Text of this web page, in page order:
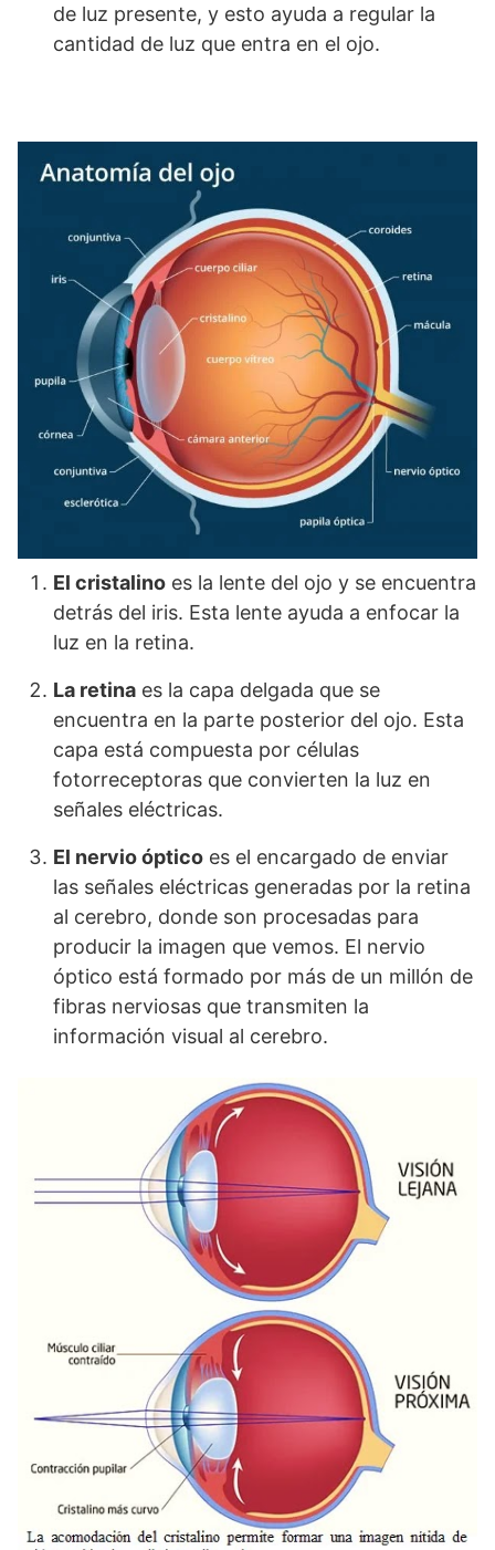
de luz presente, y esto ayuda a regular la
cantidad de luz que entra en el ojo.
El cristalino es la lente del ojo y se encuentra
detrás del iris. Esta lente ayuda a enfocar la
luz en la retina.
La retina es la capa delgada que se
encuentra en la parte posterior del ojo. Esta
capa está compuesta por células
fotorreceptoras que convierten la luz en
señales eléctricas.
El nervio óptico es el encargado de enviar
las señales eléctricas generadas por la retina
al cerebro, donde son procesadas para
producir la imagen que vemos. El nervio
óptico está formado por más de un millón de
fibras nerviosas que transmiten la
información visual al cerebro.